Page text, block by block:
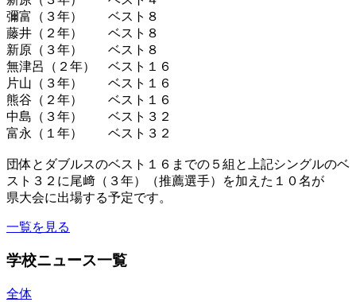
彌富（３年） ベスト８
藤井（２年） ベスト８
新原（３年） ベスト８
無津呂（２年） ベスト１６
片山（３年） ベスト１６
熊谷（２年） ベスト１６
中島（３年） ベスト３２
富永（１年） ベスト３２
団体とダブルスのベスト１６までの５組と上記シングルのベ
スト３２に尾﨑（３年）（推薦選手）を加えた１０名が
県大会に出場する予定です。
一覧を見る
学校ニュース一覧
全体